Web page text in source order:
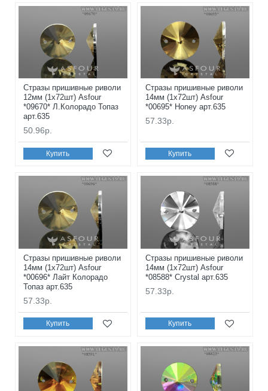
Стразы пришивные риволи
12мм (1x72шт) Asfour
*09670* Л.Колорадо Топаз
арт.635
50.96р.
Купить
Стразы пришивные риволи
14мм (1x72шт) Asfour
*00695* Honey арт.635
57.33р.
Купить
Стразы пришивные риволи
14мм (1x72шт) Asfour
*00696* Лайт Колорадо
Топаз арт.635
57.33р.
Купить
Стразы пришивные риволи
14мм (1x72шт) Asfour
*08588* Crystal арт.635
57.33р.
Купить